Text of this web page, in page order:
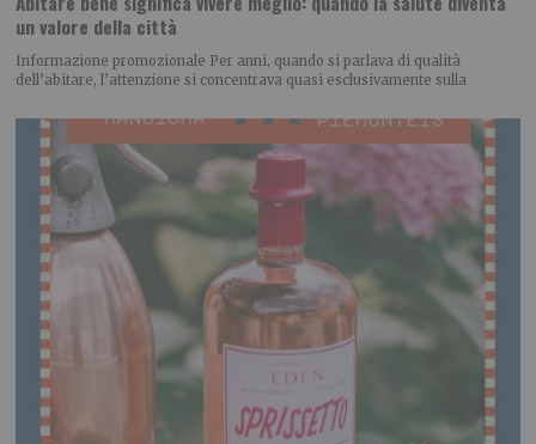
un valore della città
Informazione promozionale Per anni, quando si parlava di qualità
dell’abitare, l’attenzione si concentrava quasi esclusivamente sulla